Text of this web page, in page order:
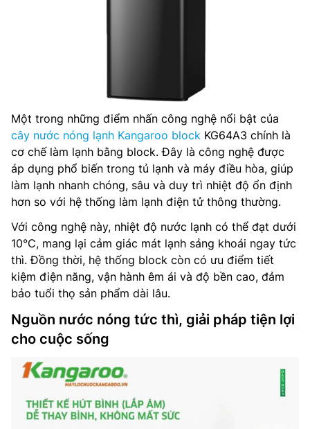
Một trong những điểm nhấn công nghệ nổi bật của
cây nước nóng lạnh Kangaroo block KG64A3 chính là
cơ chế làm lạnh bằng block. Đây là công nghệ được
áp dụng phổ biến trong tủ lạnh và máy điều hòa, giúp
làm lạnh nhanh chóng, sâu và duy trì nhiệt độ ổn định
hơn so với hệ thống làm lạnh điện tử thông thường.
Với công nghệ này, nhiệt độ nước lạnh có thể đạt dưới
10°C, mang lại cảm giác mát lạnh sảng khoái ngay tức
thì. Đồng thời, hệ thống block còn có ưu điểm tiết
kiệm điện năng, vận hành êm ái và độ bền cao, đảm
bảo tuổi thọ sản phẩm dài lâu.
Nguồn nước nóng tức thì, giải pháp tiện lợi
cho cuộc sống